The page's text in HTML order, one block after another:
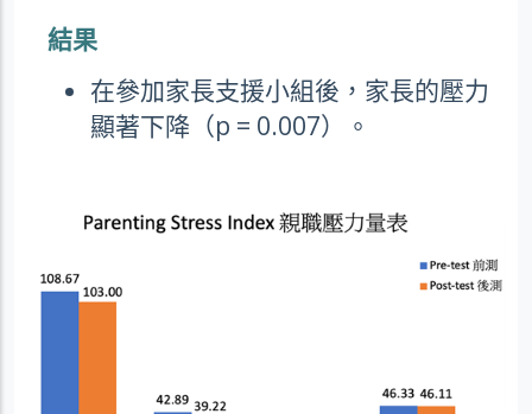
結果
在參加家長支援小組後，家長的壓力
顯著下降（p = 0.007）。